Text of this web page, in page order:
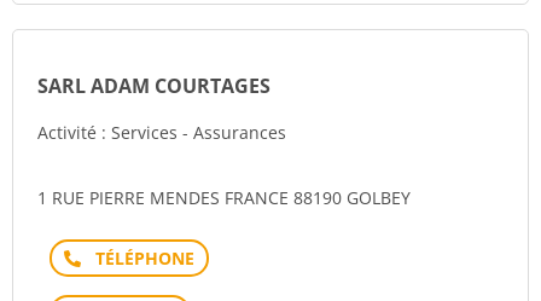
SARL ADAM COURTAGES
Activité : Services - Assurances
1 RUE PIERRE MENDES FRANCE 88190 GOLBEY
Téléphone